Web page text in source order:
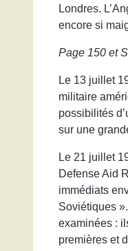
Londres.
encore si
Page 150 et
Le 13 juillet
militaire
possibilités
sur une
Le 21 juillet
Defense Aid
immédiats
Soviétiques
examinées :
premières et